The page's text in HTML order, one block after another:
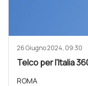
26 Giugno 2024, 09:30
Telco per l’Italia
ROMA